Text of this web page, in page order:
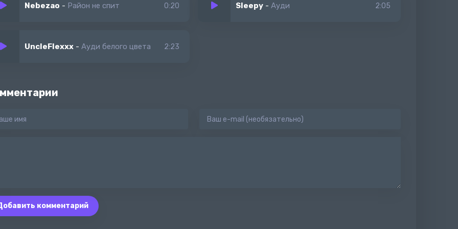
Nebezao - Район не спит 0:20 Sleepy -Ауди 2:05
UncleFlexxx - Ауди белого цвета 2:23
комментарий